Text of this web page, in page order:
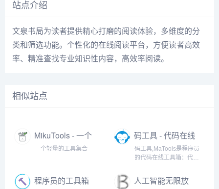
站点介绍
文泉书局为读者提供精心打磨的阅读体验，多维度的分
类和筛选功能。个性化的在线阅读平台，方便读者高效
率、精准查找专业知识性内容，高效率阅读。
相似站点
MikuTools - 一个
轻量的工具集合
一个轻量的工具集合
码工具 - 代码在线
工具箱
码工具,MaTools是程序员
的代码在线工具箱：代码
密解密、时间戳、二维
码、在线API、Crontab、
程序员的工具箱
人工智能无限放